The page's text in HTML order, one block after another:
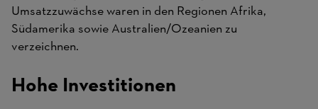
Umsatzzuwächse waren in den Regionen Afrika,
Südamerika sowie Australien/Ozeanien zu
verzeichnen.
Hohe Investitionen